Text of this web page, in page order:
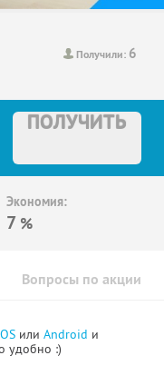
Получили: 6
ПОЛУЧИТЬ
Экономия:
7 %
Вопросы по акции
или Android и
удобно :)